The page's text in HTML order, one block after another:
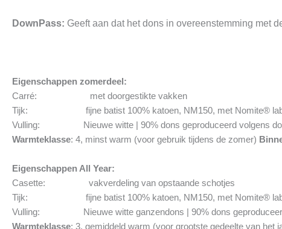
DownPass: Geeft aan dat het dons in overeenstemming met
Eigenschappen zomerdeel:
Carré: met doorgestikte vakken
Tijk: fijne batist 100% katoen, NM150, met Nomite®
Vulling: Nieuwe witte | 90% dons geproduceerd volgens
Warmteklasse: 4, minst warm (voor gebruik tijdens de zomer)
Eigenschappen All Year:
Casette: vakverdeling van opstaande schotjes
Tijk: fijne batist 100% katoen, NM150, met Nomite®
Vulling: Nieuwe witte ganzendons | 90% dons geproduceerd
Warmteklasse: 3, gemiddeld warm (voor grootste gedeelte van het